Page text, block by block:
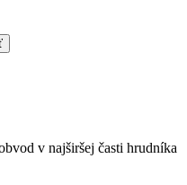
v najširšej časti hrudníka